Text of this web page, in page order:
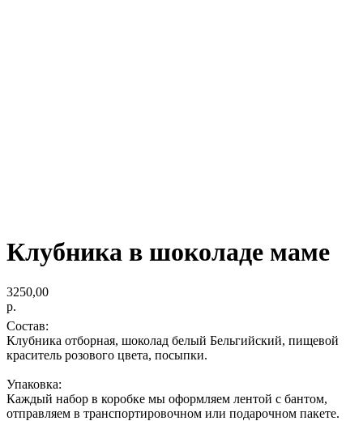
Клубника в шоколаде маме
3250,00
р.
Состав:
Клубника отборная, шоколад белый Бельгийский, пищевой
краситель розового цвета, посыпки.
Упаковка:
Каждый набор в коробке мы оформляем лентой с бантом,
отправляем в транспортировочном или подарочном пакете.